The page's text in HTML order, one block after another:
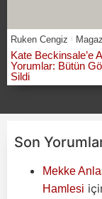
Ruken Cengiz
Kate Beckinsale’e
Yorumlar: Bütün
Sildi
Son
Mekke
Hamlesi